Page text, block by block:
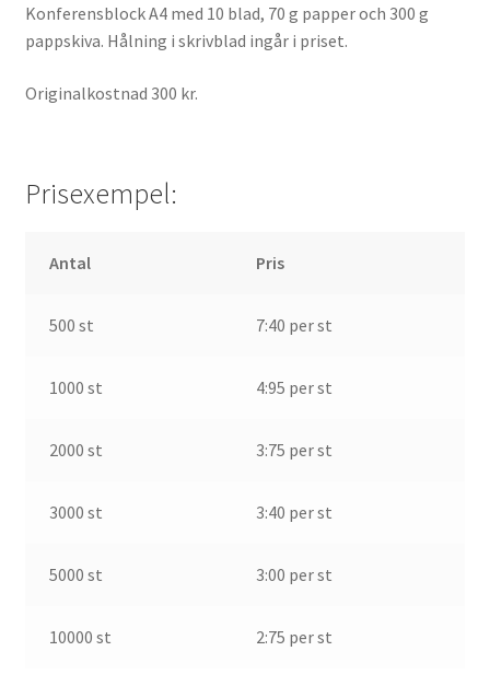
Konferensblock A4 med 10 blad, 70 g papper och 300 g
pappskiva. Hålning i skrivblad ingår i priset.
Originalkostnad 300 kr.
Prisexempel:
Antal Pris
500 st 7:40 per st
1000 st 4:95 per st
2000 st 3:75 per st
3000 st 3:40 per st
5000 st 3:00 per st
10000 st 2:75 per st